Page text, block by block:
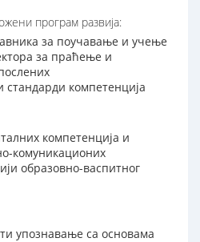
програм развија:
за поучавање и учење
за праћење и
компетенција
компетенција и
комуникационих
образовно-васпитног
упознавање са основама